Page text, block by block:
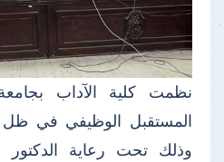
نظمت كلية الآداب
المستقبل الوظيفي في ظل
وذلك تحت رعاية الدكتور